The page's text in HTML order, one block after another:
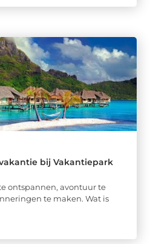
bij Vakantiepark
ontspannen, avontuur te
te maken. Wat is